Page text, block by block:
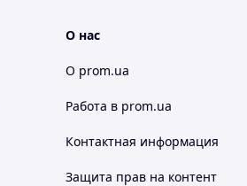
О нас
О prom.ua
Работа в prom.ua
Контактная информация
Защита прав на контент